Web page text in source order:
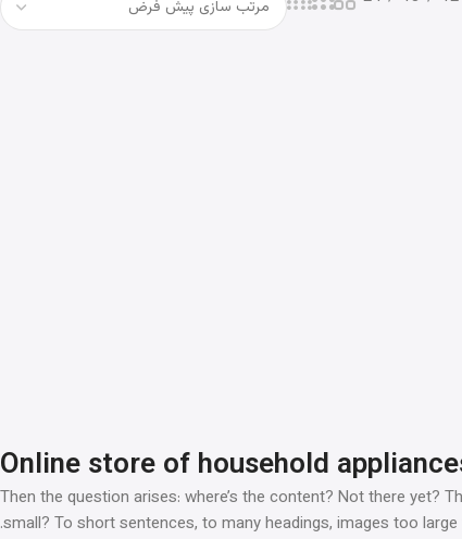
Online store of household
Then the question arises: where’s the content? Not there yet?
small? To short sentences, to many headings, images too